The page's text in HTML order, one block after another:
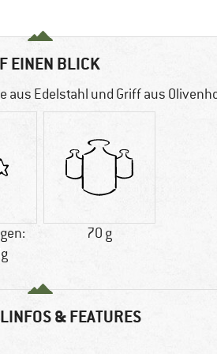
EINEN BLICK
aus Edelstahl und Griff aus
70 g
& FEATURES